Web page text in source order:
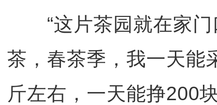
“这片茶园就在家门
茶，春茶季，我一天能
斤左右，一天能挣200